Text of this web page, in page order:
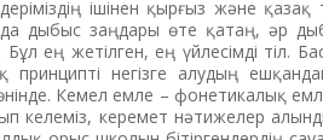
ішінен қырғыз және қазақ
дыбыс заңдары өте қатаң, әр
ең жетілген, ең үйлесімді тіл.
принципті негізге алудың
Кемел емле – фонетикалық
келеміз, керемет нәтижелер